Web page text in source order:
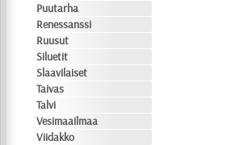
Puutarha
Renessanssi
Ruusut
Siluetit
Slaavilaiset
Taivas
Talvi
Vesimaailmaa
Viidakko